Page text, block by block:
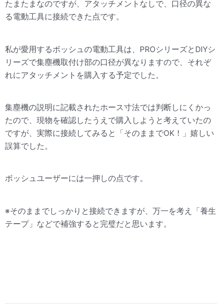
たまたまなのですが、アタッチメントなしで、口径の異な
る電動工具に接続できた点です。
私が愛用するボッシュの電動工具は、PROシリーズとDIYシ
リーズで集塵機取付け部の口径が異なりますので、それぞ
れにアタッチメントを購入する予定でした。
集塵機の説明に記載されたホース寸法では判断しにくかっ
たので、現物を確認したうえで購入しようと考えていたの
ですが、実際に接続してみると「そのままでOK！」嬉しい
誤算でした。
ボッシュユーザーには一押しの点です。
※そのままでしっかりと接続できますが、万一を考え「養生
テープ」などで補強すると完璧だと思います。